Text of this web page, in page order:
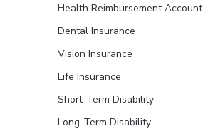
Health Reimbursement Account
Dental Insurance
Vision Insurance
Life Insurance
Short-Term Disability
Long-Term Disability